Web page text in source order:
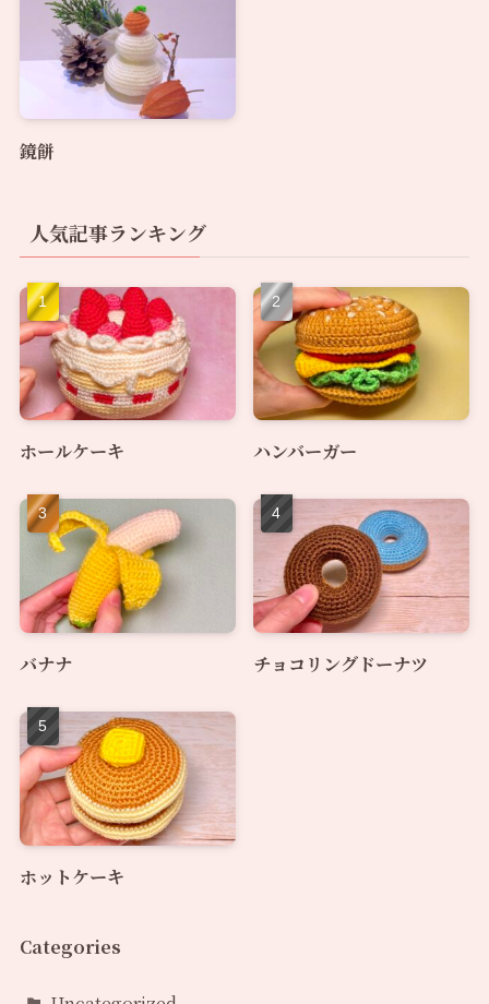
鏡餅
人気記事ランキング
ホールケーキ ハンバーガー
バナナ チョコリングドーナツ
ホットケーキ
Categories